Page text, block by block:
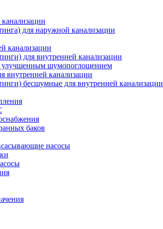
для наружной канализации
канализации
для внутренней канализации
улучшенным шумопоглощением
внутренней канализации
бесшумные для внутренней канализации
баков
насосы